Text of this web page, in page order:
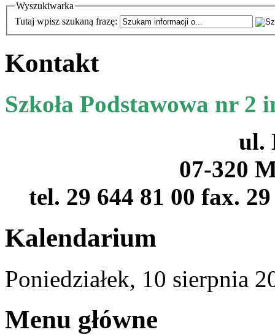
Wyszukiwarka
Tutaj wpisz szukaną frazę:
Kontakt
Szkoła Podstawowa nr
ul.
07-320
tel. 29 644 81 00 fax.
Kalendarium
Poniedziałek, 10 sierpnia
Menu główne